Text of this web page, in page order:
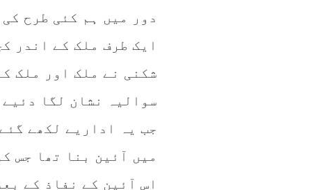
دور میں ہم کئی طرح
ایک طرف ملک کے اندر
شکنی نے ملک اور ملک
سوالیہ نشان لگا دئیے
جب یہ اداریے لکھے
میں آئین بنا تھا جس
اس آئین کے نفاذ کے